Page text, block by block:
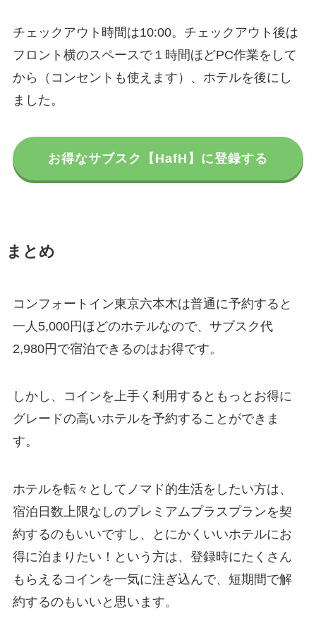
チェックアウト時間は10:00。チェックアウト後は
フロント横のスペースで１時間ほどPC作業をして
から（コンセントも使えます）、ホテルを後にし
ました。
お得なサブスク【HafH】に登録する
まとめ
コンフォートイン東京六本木は普通に予約すると
一人5,000円ほどのホテルなので、サブスク代
2,980円で宿泊できるのはお得です。
しかし、コインを上手く利用するともっとお得に
グレードの高いホテルを予約することができま
す。
ホテルを転々としてノマド的生活をしたい方は、
宿泊日数上限なしのプレミアムプラスプランを契
約するのもいいですし、とにかくいいホテルにお
得に泊まりたい！という方は、登録時にたくさん
もらえるコインを一気に注ぎ込んで、短期間で解
約するのもいいと思います。